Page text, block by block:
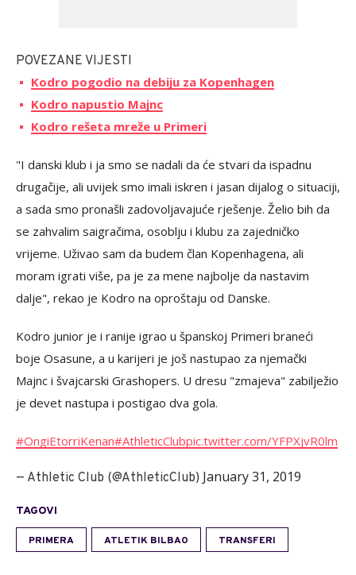
POVEZANE VIJESTI
Kodro pogodio na debiju za Kopenhagen
Kodro napustio Majnc
Kodro rešeta mreže u Primeri
"I danski klub i ja smo se nadali da će stvari da ispadnu
drugačije, ali uvijek smo imali iskren i jasan dijalog o situaciji,
a sada smo pronašli zadovoljavajuće rješenje. Želio bih da
se zahvalim saigračima, osoblju i klubu za zajedničko
vrijeme. Uživao sam da budem član Kopenhagena, ali
moram igrati više, pa je za mene najbolje da nastavim
dalje", rekao je Kodro na oproštaju od Danske.
Kodro junior je i ranije igrao u španskoj Primeri braneći
boje Osasune, a u karijeri je još nastupao za njemački
Majnc i švajcarski Grashopers. U dresu "zmajeva" zabilježio
je devet nastupa i postigao dva gola.
#OngiEtorriKenan#AthleticClubpic.twitter.com/YFPXjvR0lm
— Athletic Club (@AthleticClub) January 31, 2019
TAGOVI
PRIMERA ATLETIK BILBAO TRANSFERI